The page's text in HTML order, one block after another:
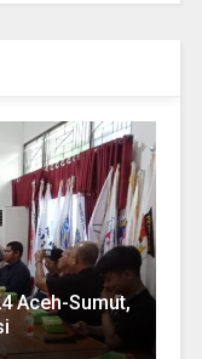
Aceh-Sumut,